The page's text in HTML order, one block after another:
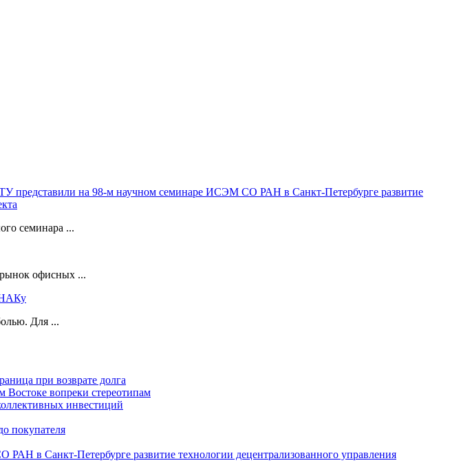
представили на 98-м научном семинаре ИСЭМ СО РАН в Санкт-Петербурге развитие
семинара ...
рынок офисных ...
Для ...
при возврате долга
вопреки стереотипам
инвестиций
покупателя
в Санкт-Петербурге развитие технологии децентрализованного управления